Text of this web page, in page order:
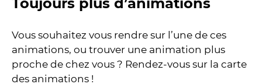
Vous souhaitez vous rendre sur l’une de ces
animations, ou trouver une animation plus
proche de chez vous ? Rendez-vous sur la carte
des animations !